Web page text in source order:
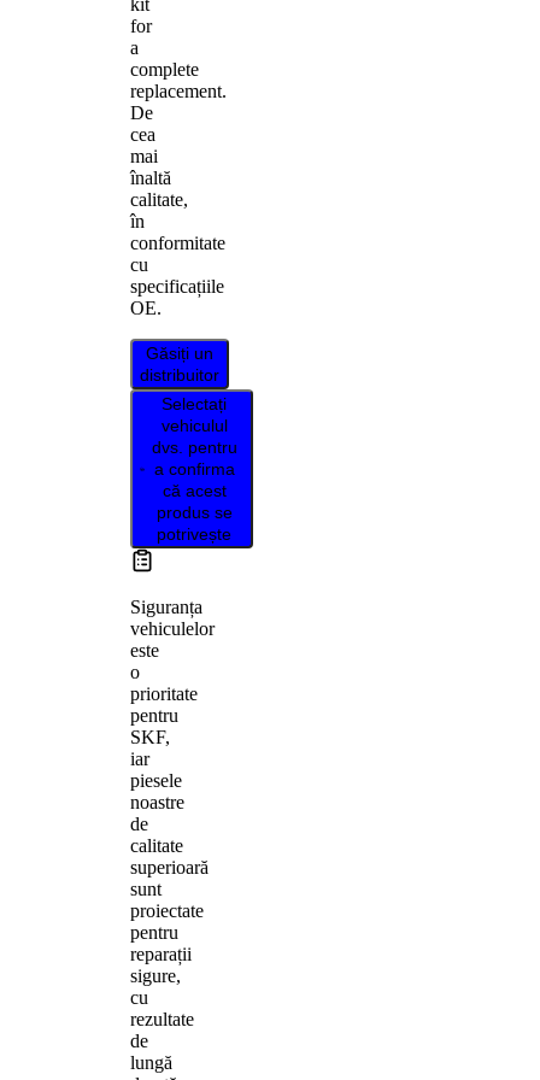
for
a
complete
replacement.
De
cea
mai
înaltă
calitate,
în
conformitate
cu
specificațiile
OE.
Găsiți un
distribuitor
Selectați
vehiculul
dvs. pentru
a confirma
că acest
produs se
potrivește
Siguranța
vehiculelor
este
o
prioritate
pentru
SKF,
iar
piesele
noastre
de
calitate
superioară
sunt
proiectate
pentru
reparații
sigure,
cu
rezultate
de
lungă